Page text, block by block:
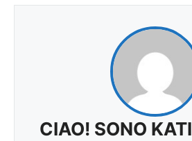
CIAO! SONO